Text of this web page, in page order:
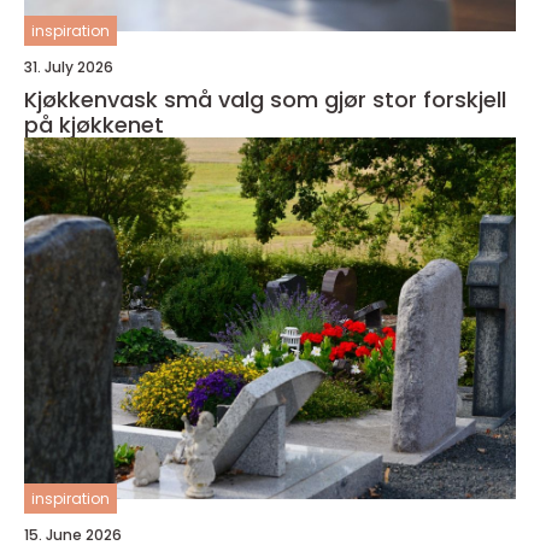
inspiration
31. July 2026
Kjøkkenvask små valg som gjør stor forskjell
på kjøkkenet
inspiration
15. June 2026